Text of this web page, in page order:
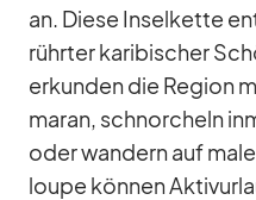
an. Diese In­sel­kette
rühr­ter ka­ri­bi­scher
er­kun­den die Re­gion
ma­ran, schnor­cheln
oder wan­dern auf
loupe kön­nen